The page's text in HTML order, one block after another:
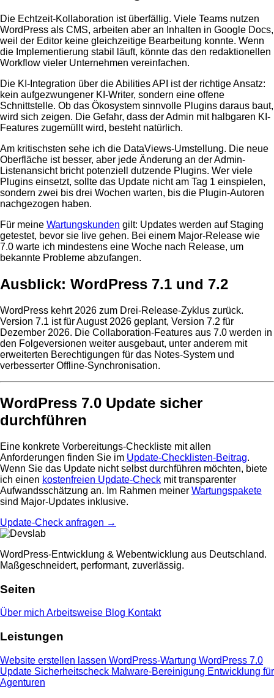
Die Echtzeit-Kollaboration ist überfällig. Viele Teams nutzen
WordPress als CMS, arbeiten aber an Inhalten in Google Docs,
weil der Editor keine gleichzeitige Bearbeitung konnte. Wenn
die Implementierung stabil läuft, könnte das den redaktionellen
Workflow vieler Unternehmen vereinfachen.
Die KI-Integration über die Abilities API ist der richtige Ansatz:
kein aufgezwungener KI-Writer, sondern eine offene
Schnittstelle. Ob das Ökosystem sinnvolle Plugins daraus baut,
wird sich zeigen. Die Gefahr, dass der Admin mit halbgaren KI-
Features zugemüllt wird, besteht natürlich.
Am kritischsten sehe ich die DataViews-Umstellung. Die neue
Oberfläche ist besser, aber jede Änderung an der Admin-
Listenansicht bricht potenziell dutzende Plugins. Wer viele
Plugins einsetzt, sollte das Update nicht am Tag 1 einspielen,
sondern zwei bis drei Wochen warten, bis die Plugin-Autoren
nachgezogen haben.
Für meine Wartungskunden gilt: Updates werden auf Staging
getestet, bevor sie live gehen. Bei einem Major-Release wie
7.0 warte ich mindestens eine Woche nach Release, um
bekannte Probleme abzufangen.
Ausblick: WordPress 7.1 und 7.2
WordPress kehrt 2026 zum Drei-Release-Zyklus zurück.
Version 7.1 ist für August 2026 geplant, Version 7.2 für
Dezember 2026. Die Collaboration-Features aus 7.0 werden in
den Folgeversionen weiter ausgebaut, unter anderem mit
erweiterten Berechtigungen für das Notes-System und
verbesserter Offline-Synchronisation.
WordPress 7.0 Update sicher
durchführen
Eine konkrete Vorbereitungs-Checkliste mit allen
Anforderungen finden Sie im Update-Checklisten-Beitrag.
Wenn Sie das Update nicht selbst durchführen möchten, biete
ich einen kostenfreien Update-Check mit transparenter
Aufwandsschätzung an. Im Rahmen meiner Wartungspakete
sind Major-Updates inklusive.
Update-Check anfragen →
WordPress-Entwicklung & Webentwicklung aus Deutschland.
Maßgeschneidert, performant, zuverlässig.
Seiten
Über mich Arbeitsweise Blog Kontakt
Leistungen
Website erstellen lassen WordPress-Wartung WordPress 7.0
Update Sicherheitscheck Malware-Bereinigung Entwicklung für
Agenturen